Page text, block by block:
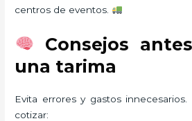
centros de eventos.
Consejos
una tarima
Evita errores y gastos
cotizar: